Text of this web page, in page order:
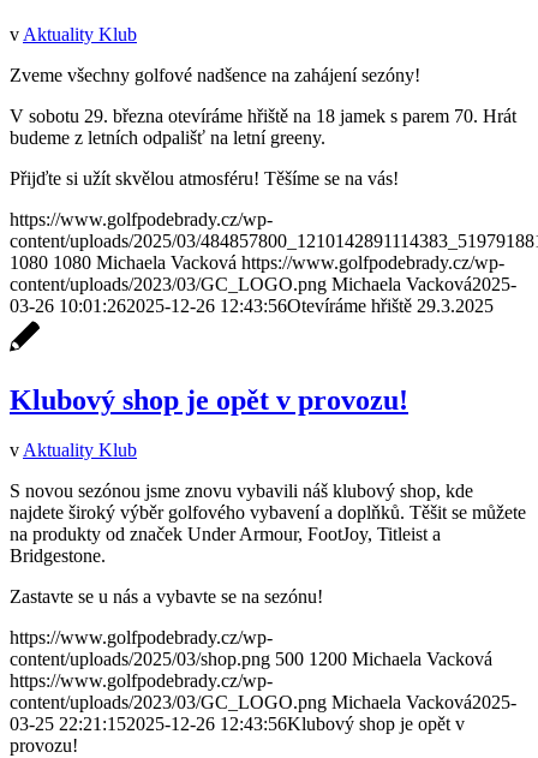
v Aktuality Klub
Zveme všechny golfové nadšence na zahájení sezóny!
V sobotu 29. března otevíráme hřiště na 18 jamek s parem 70. Hrát
budeme z letních odpališť na letní greeny.
Přijďte si užít skvělou atmosféru! Těšíme se na vás!
https://www.golfpodebrady.cz/wp-
content/uploads/2025/03/
1080 1080 Michaela Vacková https://www.golfpodebrady.cz/wp-
content/uploads/2023/03/GC_LOGO.png Michaela Vacková2025-
03-26 10:01:262025-12-26 12:43:56Otevíráme hřiště 29.3.2025
Klubový shop je opět v provozu!
vAktuality Klub
S novou sezónou jsme znovu vybavili náš klubový shop, kde
najdete široký výběr golfového vybavení a doplňků. Těšit se můžete
na produkty od značek Under Armour, FootJoy, Titleist a
Bridgestone.
Zastavte se u nás a vybavte se na sezónu!
https://www.golfpodebrady.cz/wp-
content/uploads/2025/03/shop.png 500 1200 Michaela Vacková
https://www.golfpodebrady.cz/wp-
content/uploads/2023/03/GC_LOGO.png Michaela Vacková2025-
03-25 22:21:152025-12-26 12:43:56Klubový shop je opět v
provozu!